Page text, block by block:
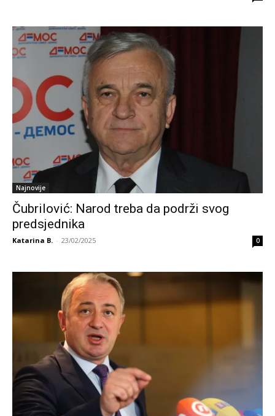
Najnovije
Čubrilović: Narod treba da podrži svog
predsjednika
Katarina B. - 23/02/2025 0